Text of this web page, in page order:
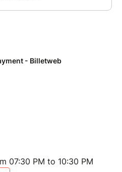
07:30 PM to 10:30 PM